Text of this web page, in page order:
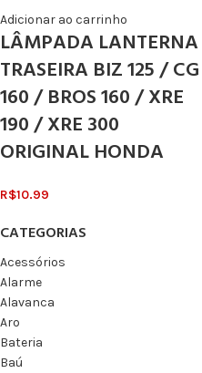
CATEGORIAS
Acessórios
Alarme
Alavanca
Aro
Bateria
Baú
Adicionar ao carrinho
LÂMPADA LANTERNA
TRASEIRA BIZ 125 / CG
160 / BROS 160 / XRE
190 / XRE 300
ORIGINAL HONDA
R$10.99